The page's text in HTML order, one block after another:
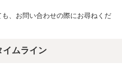
、お問い合わせの際にお尋ねくだ
イムライン